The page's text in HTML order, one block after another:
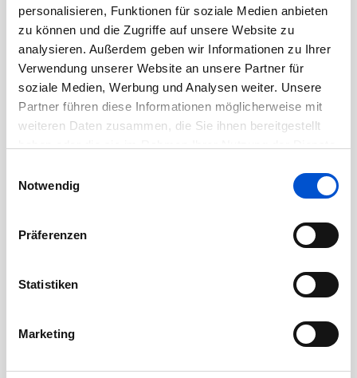
personalisieren, Funktionen für soziale Medien anbieten
zu können und die Zugriffe auf unsere Website zu
analysieren. Außerdem geben wir Informationen zu Ihrer
Verwendung unserer Website an unsere Partner für
soziale Medien, Werbung und Analysen weiter. Unsere
Partner führen diese Informationen möglicherweise mit
weiteren Daten zusammen, die Sie ihnen bereitgestellt
Notwendig
Präferenzen
Statistiken
Marketing
September 2020
Juli 2020
Juni 2020
Mai 2020
Februar 2020
Dezember 2019
Oktober 2019
August 2019